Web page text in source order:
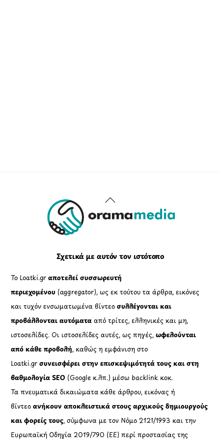
Back
To
Σχετικά με αυτόν τον ιστότοπο
Το Loatki.grαποτελεί συσσωρευτή
περιεχομένου (aggregator), ως εκ τούτου τα άρθρα, εικόνες
και τυχόν ενσωματωμένα βίντεοσυλλέγονται και
προβάλλονται αυτόματααπό τρίτες, ελληνικές και μη,
ιστοσελίδες. Οι ιστοσελίδες αυτές, ως πηγές,ωφελούνται
από κάθε προβολή, καθώς η εμφάνιση στο
Loatki.gr συνεισφέρει στην επισκεψιμότητά τους και στη
βαθμολογία SEO (Google κ.λπ.) μέσω backlink κοκ.
Τα πνευματικά δικαιώματα κάθε άρθρου, εικόνας ή
βίντεοανήκουν αποκλειστικά στους αρχικούς δημιουργούς
και φορείς τους, σύμφωνα με τον Νόμο 2121/1993 και την
Ευρωπαϊκή Οδηγία 2019/790 (ΕΕ) περί προστασίας της